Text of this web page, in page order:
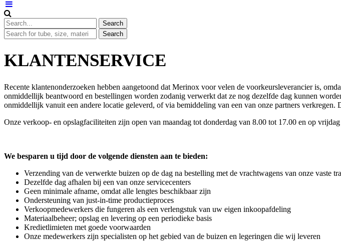
KLANTENSERVICE
Recente klantenonderzoeken hebben aangetoond dat Merinox voor velen de voorkeursleverancier is,
onmiddellijk beantwoord en bestellingen worden zodanig verwerkt dat ze nog dezelfde dag kunnen
onmiddellijk vanuit een andere locatie geleverd, of via bemiddeling van een van onze partners verkregen.
Onze verkoop- en opslagfaciliteiten zijn open van maandag tot donderdag van 8.00 tot 17.00 en op
We besparen u tijd door de volgende diensten aan te bieden:
Verzending van de verwerkte buizen op de dag na bestelling met de vrachtwagens van onze vaste
Dezelfde dag afhalen bij een van onze servicecenters
Geen minimale afname, omdat alle lengtes beschikbaar zijn
Ondersteuning van just-in-time productieproces
Verkoopmedewerkers die fungeren als een verlengstuk van uw eigen inkoopafdeling
Materiaalbeheer; opslag en levering op een periodieke basis
Kredietlimieten met goede voorwaarden
Onze medewerkers zijn specialisten op het gebied van de buizen en legeringen die wij leveren